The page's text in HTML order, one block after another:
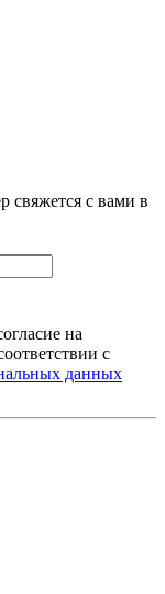
свяжется с вами в
на
с
данных